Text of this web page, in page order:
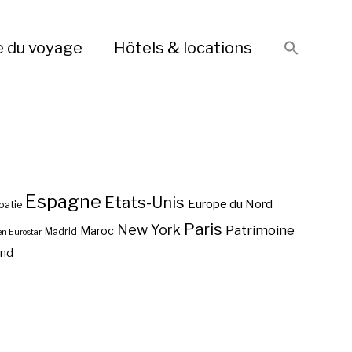
du voyage Hôtels & locations
Espagne Etats-Unis Europe du Nord
Eurostar Madrid Maroc New York Paris Patrimoine